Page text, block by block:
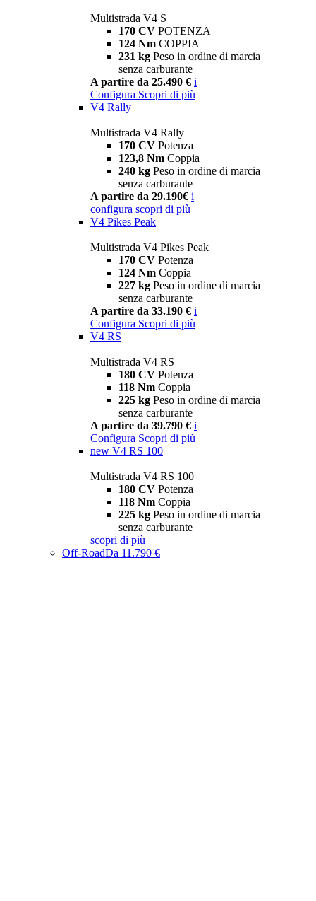
Multistrada V4 S
170 CV POTENZA
124 Nm COPPIA
231 kg Peso in ordine di marcia
senza carburante
A partire da 25.490 € i
Configura Scopri di più
V4 Rally
Multistrada V4 Rally
170 CV Potenza
123,8 Nm Coppia
240 kg Peso in ordine di marcia
senza carburante
A partire da 29.190€ i
configura scopri di più
V4 Pikes Peak
Multistrada V4 Pikes Peak
170 CV Potenza
124 Nm Coppia
227 kg Peso in ordine di marcia
senza carburante
A partire da 33.190 € i
Configura Scopri di più
V4 RS
Multistrada V4 RS
180 CV Potenza
118 Nm Coppia
225 kg Peso in ordine di marcia
senza carburante
A partire da 39.790 € i
Configura Scopri di più
new V4 RS 100
Multistrada V4 RS 100
180 CV Potenza
118 Nm Coppia
225 kg Peso in ordine di marcia
senza carburante
scopri di più
Off-RoadDa 11.790 €